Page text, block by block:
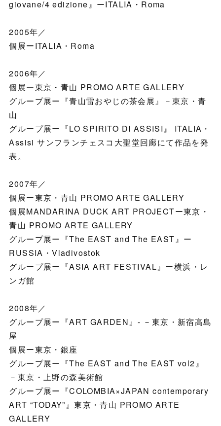
giovane/4 edizione』ーITALIA・Roma
2005年／
個展ーITALIA・Roma
2006年／
個展ー東京・青山 PROMO ARTE GALLERY
グループ展ー『青山雷おやじの茶会展』－東京・青
山
グループ展ー『LO SPIRITO DI ASSISI』 ITALIA・
Assisi サンフランチェスコ大聖堂回廊にて作品を発
表。
2007年／
個展ー東京・青山 PROMO ARTE GALLERY
個展MANDARINA DUCK ART PROJECTー東京・
青山 PROMO ARTE GALLERY
グループ展ー『The EAST and The EAST』ー
RUSSIA・Vladivostok
グループ展ー『ASIA ART FESTIVAL』ー横浜・レ
ンガ館
2008年／
グループ展ー『ART GARDEN』- －東京・新宿高島
屋
個展ー東京・銀座
グループ展ー『The EAST and The EAST vol2』
－東京・上野の森美術館
グループ展ー『COLOMBIA×JAPAN contemporary
ART “TODAY”』東京・青山 PROMO ARTE
GALLERY